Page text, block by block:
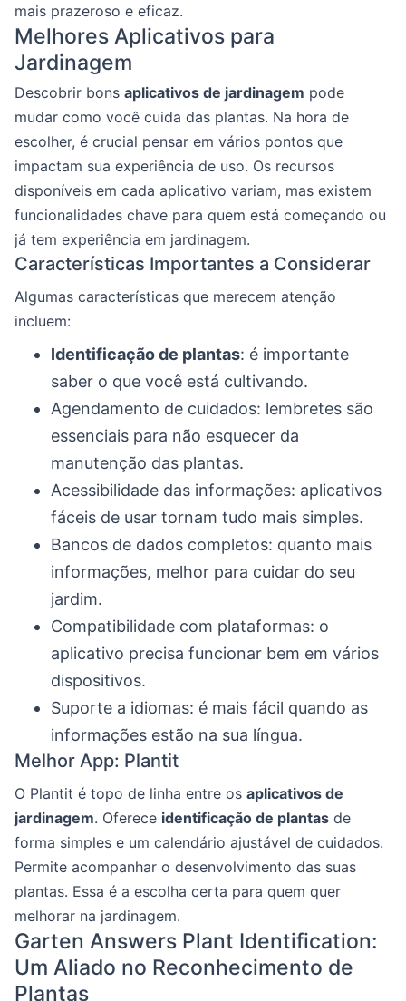
mais prazeroso e eficaz.
Melhores Aplicativos para
Jardinagem
Descobrir bons aplicativos de jardinagem pode
mudar como você cuida das plantas. Na hora de
escolher, é crucial pensar em vários pontos que
impactam sua experiência de uso. Os recursos
disponíveis em cada aplicativo variam, mas existem
funcionalidades chave para quem está começando ou
já tem experiência em jardinagem.
Características Importantes a Considerar
Algumas características que merecem atenção
incluem:
Identificação de plantas: é importante
saber o que você está cultivando.
Agendamento de cuidados: lembretes são
essenciais para não esquecer da
manutenção das plantas.
Acessibilidade das informações: aplicativos
fáceis de usar tornam tudo mais simples.
Bancos de dados completos: quanto mais
informações, melhor para cuidar do seu
jardim.
Compatibilidade com plataformas: o
aplicativo precisa funcionar bem em vários
dispositivos.
Suporte a idiomas: é mais fácil quando as
informações estão na sua língua.
Melhor App: Plantit
O Plantit é topo de linha entre os aplicativos de
jardinagem. Oferece identificação de plantas de
forma simples e um calendário ajustável de cuidados.
Permite acompanhar o desenvolvimento das suas
plantas. Essa é a escolha certa para quem quer
melhorar na jardinagem.
Garten Answers Plant Identification:
Um Aliado no Reconhecimento de
Plantas